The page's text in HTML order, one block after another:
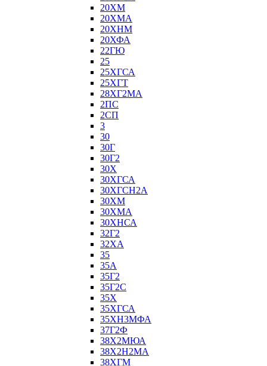
20ХМ
20ХМА
20ХНМ
20ХФА
22ГЮ
25
25ХГСА
25ХГТ
28ХГ2МА
2ПС
2СП
3
30
30Г
30Г2
30Х
30ХГСА
30ХГСН2А
30ХМ
30ХМА
30ХНСА
32Г2
32ХА
35
35А
35Г2
35Г2С
35Х
35ХГСА
35ХН3МФА
37Г2Ф
38Х2МЮА
38Х2Н2МА
38ХГМ